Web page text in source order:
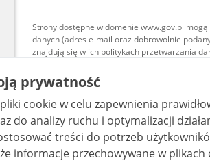
Strony dostępne w domenie www.gov.pl
danych (adres e-mail oraz dobrowolnie
znajdują się w ich politykach przetwarzania
Treści tekstowe publikowane w
udostępniane na licencji typu
warunkach 4.0 (CC BY-SA
są udostępniane na licencji
bez utworów zależnych 4.0 (CC
prywatność
cookie w celu zapewnienia
analizy ruchu i optymalizacji działania
treści do potrzeb